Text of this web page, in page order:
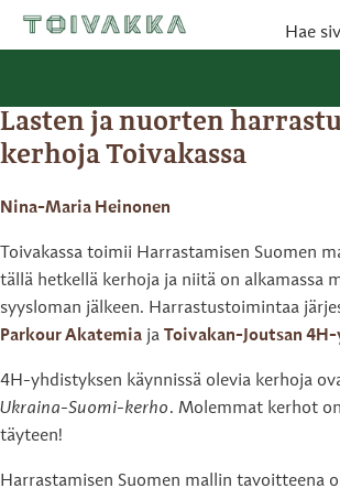
Lasten ja nuorten
kerhoja Toivakassa
Nina-Maria Heinonen
Toivakassa toimii Harrastamisen Suomen
tällä hetkellä kerhoja ja niitä on alkamassa
syysloman jälkeen. Harrastustoimintaa
Parkour Akatemia ja Toivakan-Joutsan
4H-yhdistyksen käynnissä olevia kerhoja
Ukraina-Suomi-kerho. Molemmat kerhot
täyteen!
Harrastamisen Suomen mallin tavoitteena